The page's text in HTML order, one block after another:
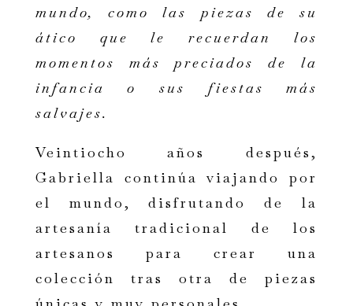
mundo, como las piezas de su
ático que le recuerdan los
momentos más preciados de la
infancia o sus fiestas más
salvajes.
Veintiocho años después,
Gabriella continúa viajando por
el mundo, disfrutando de la
artesanía tradicional de los
artesanos para crear una
colección tras otra de piezas